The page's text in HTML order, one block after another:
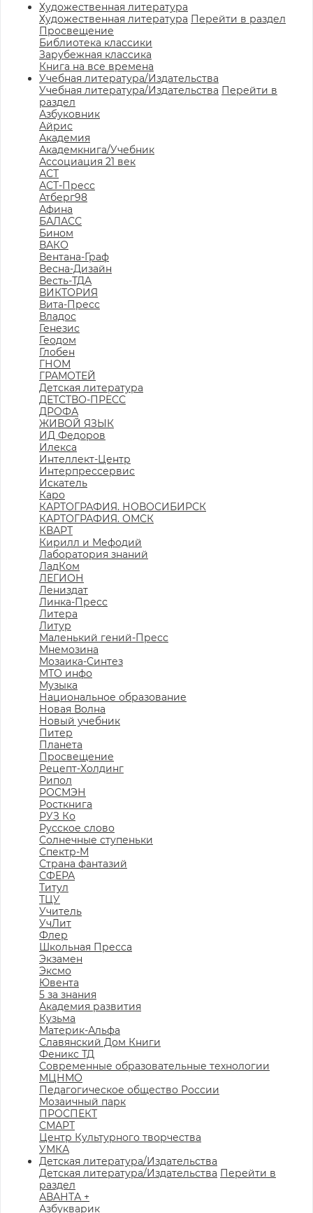
Художественная литература
Художественная литература Перейти в раздел
Просвещение
Библиотека классики
Зарубежная классика
Книга на все времена
Учебная литература/Издательства
Учебная литература/Издательства Перейти в
раздел
Азбуковник
Айрис
Академия
Академкнига/Учебник
Ассоциация 21 век
АСТ
АСТ-Пресс
Атберг98
Афина
БАЛАСС
Бином
ВАКО
Вентана-Граф
Весна-Дизайн
Весть-ТДА
ВИКТОРИЯ
Вита-Пресс
Владос
Генезис
Геодом
Глобен
ГНОМ
ГРАМОТЕЙ
Детская литература
ДЕТСТВО-ПРЕСС
ДРОФА
ЖИВОЙ ЯЗЫК
ИД Федоров
Илекса
Интеллект-Центр
Интерпрессервис
Искатель
Каро
КАРТОГРАФИЯ. НОВОСИБИРСК
КАРТОГРАФИЯ. ОМСК
КВАРТ
Кирилл и Мефодий
Лаборатория знаний
ЛадКом
ЛЕГИОН
Лениздат
Линка-Пресс
Литера
Литур
Маленький гений-Пресс
Мнемозина
Мозаика-Синтез
МТО инфо
Музыка
Национальное образование
Новая Волна
Новый учебник
Питер
Планета
Просвещение
Рецепт-Холдинг
Рипол
РОСМЭН
Росткнига
РУЗ Ко
Русское слово
Солнечные ступеньки
Спектр-М
Страна фантазий
СФЕРА
Титул
ТЦУ
Учитель
УчЛит
Флер
Школьная Пресса
Экзамен
Эксмо
Ювента
5 за знания
Академия развития
Кузьма
Материк-Альфа
Славянский Дом Книги
Феникс ТД
Современные образовательные технологии
МЦНМО
Педагогическое общество России
Мозаичный парк
ПРОСПЕКТ
СМАРТ
Центр Культурного творчества
УМКА
Детская литература/Издательства
Детская литература/Издательства Перейти в
раздел
АВАНТА +
Азбукварик